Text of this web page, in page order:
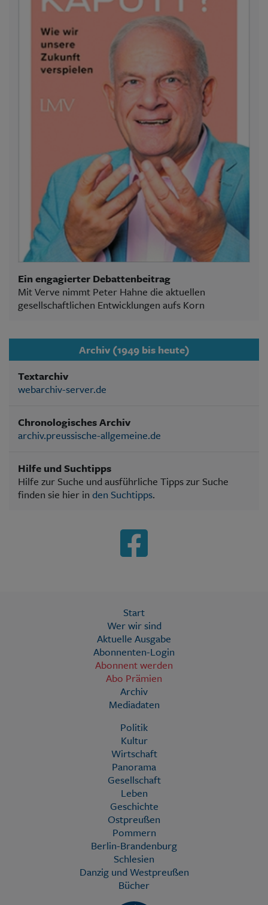
Ein engagierter Debattenbeitrag
Mit Verve nimmt Peter Hahne die aktuellen
gesellschaftlichen Entwicklungen aufs Korn
Archiv (1949 bis heute)
Textarchiv
webarchiv-server.de
Chronologisches Archiv
archiv.preussische-allgemeine.de
Hilfe und Suchtipps
Hilfe zur Suche und ausführliche Tipps zur Suche
finden sie hier in den Suchtipps.
Start
Wer wir sind
Aktuelle Ausgabe
Abonnenten-Login
Abonnent werden
Abo Prämien
Archiv
Mediadaten
Politik
Kultur
Wirtschaft
Panorama
Gesellschaft
Leben
Geschichte
Ostpreußen
Pommern
Berlin-Brandenburg
Schlesien
Danzig und Westpreußen
Bücher